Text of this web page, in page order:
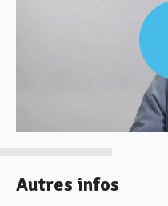
Autres infos